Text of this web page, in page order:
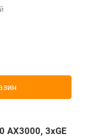
AX3000, 3xGE